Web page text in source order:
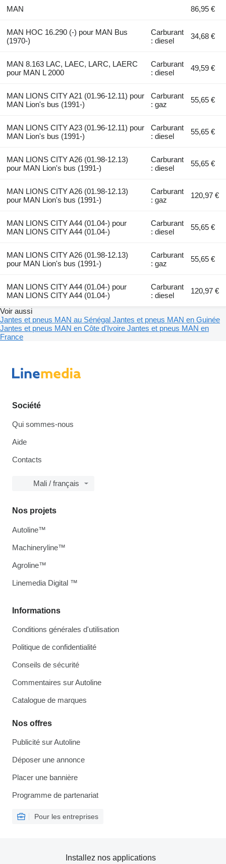
MAN 86,95 €
MAN HOC 16.290 (-) pour MAN Bus
(1970-)
Carburant
: diesel
34,68 €
MAN 8.163 LAC, LAEC, LARC, LAERC
pour MAN L 2000
Carburant
: diesel
49,59 €
MAN LIONS CITY A21 (01.96-12.11) pour
MAN Lion's bus (1991-)
Carburant
: gaz
55,65 €
MAN LIONS CITY A23 (01.96-12.11) pour
MAN Lion's bus (1991-)
Carburant
: diesel
55,65 €
MAN LIONS CITY A26 (01.98-12.13)
pour MAN Lion's bus (1991-)
Carburant
: diesel
55,65 €
MAN LIONS CITY A26 (01.98-12.13)
pour MAN Lion's bus (1991-)
Carburant
: gaz
120,97 €
MAN LIONS CITY A44 (01.04-) pour
MAN LIONS CITY A44 (01.04-)
Carburant
: diesel
55,65 €
MAN LIONS CITY A26 (01.98-12.13)
pour MAN Lion's bus (1991-)
Carburant
: gaz
55,65 €
MAN LIONS CITY A44 (01.04-) pour
MAN LIONS CITY A44 (01.04-)
Carburant
: diesel
120,97 €
Voir aussi
Jantes et pneus MAN au Sénégal Jantes et pneus MAN en Guinée
Jantes et pneus MAN en Côte d'Ivoire Jantes et pneus MAN en
France
Société
Qui sommes-nous
Aide
Contacts
Mali / français
Informations
Conditions générales d'utilisation
Politique de confidentialité
Conseils de sécurité
Commentaires sur Autoline
Catalogue de marques
Nos offres
Publicité sur Autoline
Déposer une annonce
Placer une bannière
Programme de partenariat
Pour les entreprises
Nos projets
Autoline™
Machineryline™
Agroline™
Linemedia Digital ™
Installez nos applications